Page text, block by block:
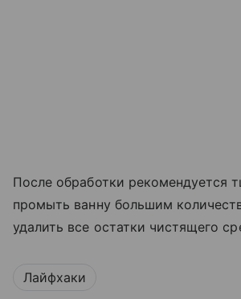
После обработки рекомендуется
промыть ванну большим
удалить все остатки чистящего
Лайфхаки